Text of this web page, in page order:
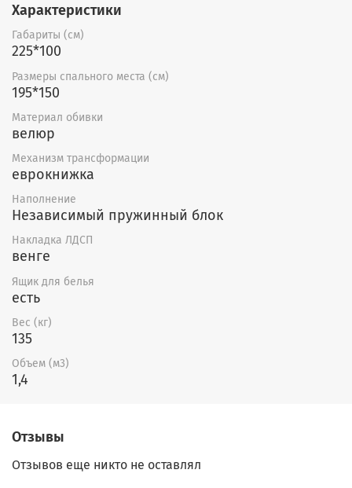
подойдет для небольших гостиных.
По Вашему желанию возможно
изменение размеров, расцветки и
форм подлокотников.
Характеристики
Габариты (см)
225*100
Размеры спального места (см)
195*150
Материал обивки
велюр
Механизм трансформации
еврокнижка
Наполнение
Независимый пружинный блок
Накладка ЛДСП
венге
Ящик для белья
есть
Вес (кг)
135
Объем (м3)
1,4
Отзывы
Отзывов еще никто не оставлял